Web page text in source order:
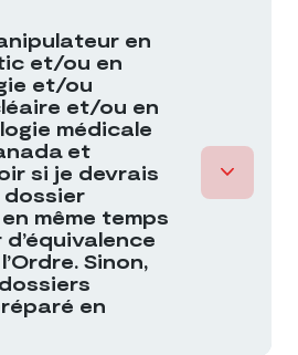
pendant trois ans, dans un
de niveau
en français;
des examens de
de la quatrième ou de la
cours secondaire, obtenue au
secondaires du Québec, à
1985-1986.
en
et/ou en
et/ou
et/ou en
médicale
et
si je devrais
dossier
même temps
Sinon,
en